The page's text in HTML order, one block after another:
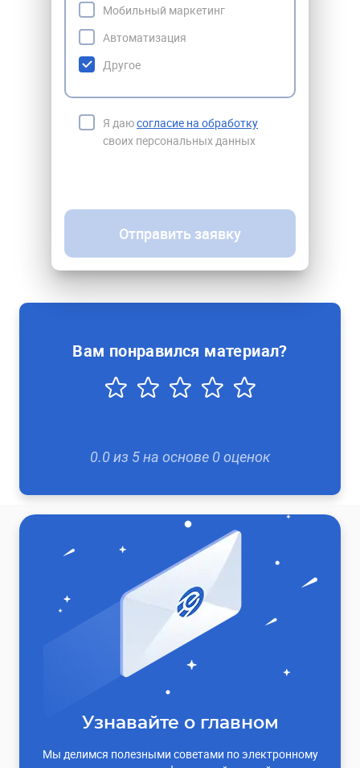
Мобильный маркетинг
Автоматизация
Другое
Я даюсогласие на обработку
своих персональных данных
Отправить заявку
Вам понравился материал?
0.0из 5на основе 0оценок
Узнавайте о главном
Мы делимся полезными советами по электронному